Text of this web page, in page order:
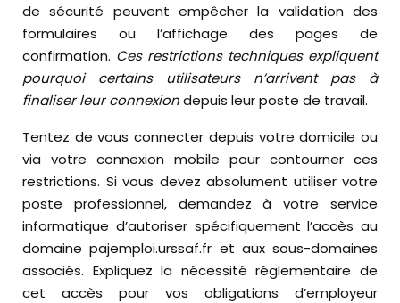
de sécurité peuvent empêcher la validation des
formulaires ou l’affichage des pages de
confirmation. Ces restrictions techniques expliquent
pourquoi certains utilisateurs n’arrivent pas à
finaliser leur connexiondepuis leur poste de travail.
Tentez de vous connecter depuis votre domicile ou
via votre connexion mobile pour contourner ces
restrictions. Si vous devez absolument utiliser votre
poste professionnel, demandez à votre service
informatique d’autoriser spécifiquement l’accès au
domaine pajemploi.urssaf.fr et aux sous-domaines
associés. Expliquez la nécessité réglementaire de
cet accès pour vos obligations d’employeur